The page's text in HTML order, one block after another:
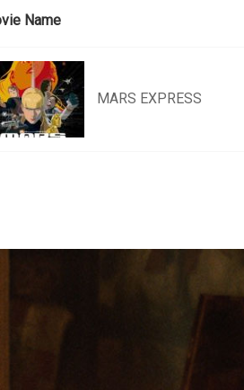
Name
MARS EXPRESS